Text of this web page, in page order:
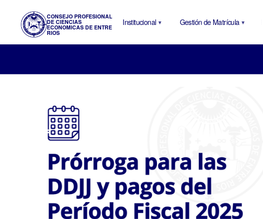
CONSEJO PROFESIONAL
DE CIENCIAS
ECONOMICAS DE ENTRE
RIOS
Institucional Gestión de Matrícula